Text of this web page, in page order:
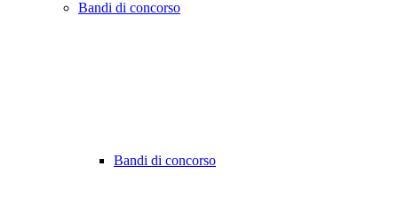
Bandi di concorso
Bandi di concorso